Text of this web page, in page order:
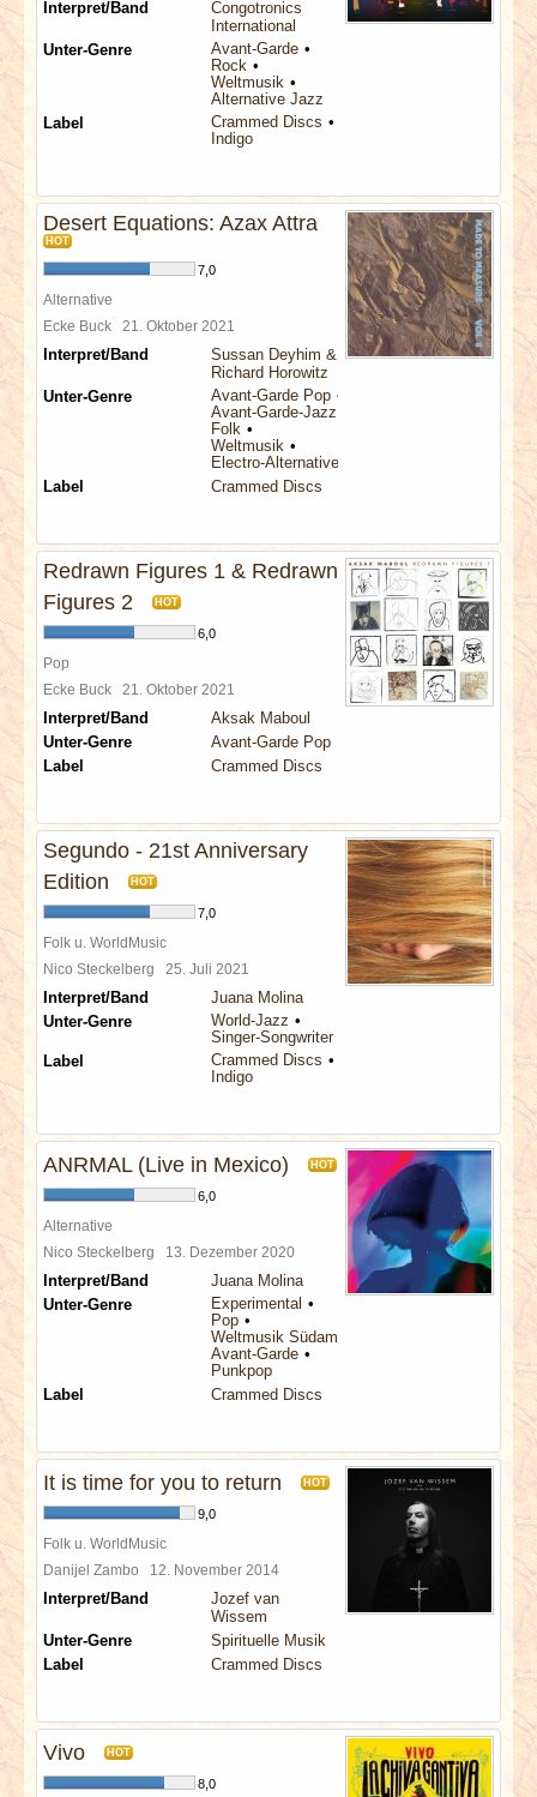
Interpret/Band
Congotronics
International
Unter-Genre
Avant-Garde
Rock
Weltmusik
Alternative Jazz
Label
Crammed Discs
Indigo
Desert Equations: Azax Attra
HOT
7,0
Alternative
Ecke Buck 21. Oktober 2021
Interpret/Band
Sussan Deyhim &
Richard Horowitz
Unter-Genre
Avant-Garde Pop
Avant-Garde-Jazz
Folk
Weltmusik
Electro-Alternative
Label
Crammed Discs
Redrawn Figures 1 & Redrawn
Figures 2
HOT
6,0
Pop
Ecke Buck 21. Oktober 2021
Interpret/Band
Aksak Maboul
Unter-Genre
Avant-Garde Pop
Label
Crammed Discs
Segundo - 21st Anniversary
Edition
HOT
7,0
Folk u. WorldMusic
Nico Steckelberg 25. Juli 2021
Interpret/Band
Juana Molina
Unter-Genre
World-Jazz
Singer-Songwriter
Label
Crammed Discs
Indigo
ANRMAL (Live in Mexico) HOT
6,0
Alternative
Nico Steckelberg 13. Dezember 2020
Interpret/Band
Juana Molina
Unter-Genre
Experimental
Pop
Weltmusik Südamerika
Avant-Garde
Punkpop
Label
Crammed Discs
It is time for you to return HOT
9,0
Folk u. WorldMusic
Danijel Zambo 12. November 2014
Interpret/Band
Jozef van
Wissem
Unter-Genre
Spirituelle Musik
Label
Crammed Discs
Vivo HOT
8,0